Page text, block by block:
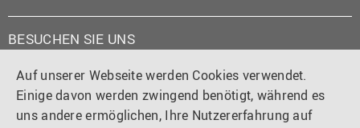
Auf unserer Webseite werden Cookies verwendet.
Einige davon werden zwingend benötigt, während es
uns andere ermöglichen, Ihre Nutzererfahrung auf
BESUCHEN SIE UNS
Instagram
TiktokLinkedIn
YouTube
Facebook